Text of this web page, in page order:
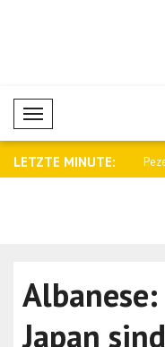
Mobil Menü
LETZTE MINUTE:
bei russischen
Japan